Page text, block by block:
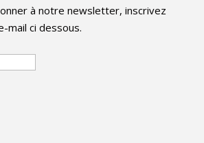
à notre newsletter, inscrivez
mail ci dessous.